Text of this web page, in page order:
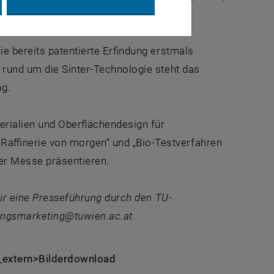
bereits patentierte Erfindung erstmals
um die Sinter-Technologie steht das
und Oberflächendesign für
von morgen“ und „Bio-Testverfahren
Messe präsentieren.
eine Presseführung durch den TU-